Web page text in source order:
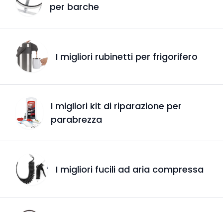
per barche
I migliori rubinetti per frigorifero
I migliori kit di riparazione per
parabrezza
I migliori fucili ad aria compressa